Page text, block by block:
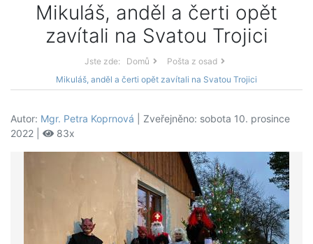
Mikuláš, anděl a čerti opět
zavítali na Svatou Trojici
Jste zde: Domů
Pošta z osad
Mikuláš, anděl a čerti opět zavítali na Svatou Trojici
Autor: Mgr. Petra Koprnová | Zveřejněno: sobota 10. prosince
2022 |
83x